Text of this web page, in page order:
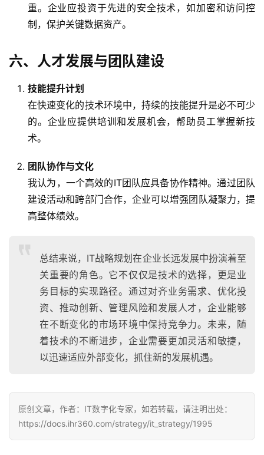
重。企业应投资于先进的安全技术，如加密和访问控
制，保护关键数据资产。
六、人才发展与团队建设
技能提升计划
在快速变化的技术环境中，持续的技能提升是必不可少
的。企业应提供培训和发展机会，帮助员工掌握新技
术。
团队协作与文化
我认为，一个高效的IT团队应具备协作精神。通过团队
建设活动和跨部门合作，企业可以增强团队凝聚力，提
高整体绩效。
总结来说，IT战略规划在企业长远发展中扮演着至
关重要的角色。它不仅仅是技术的选择，更是业
务目标的实现路径。通过对齐业务需求、优化投
资、推动创新、管理风险和发展人才，企业能够
在不断变化的市场环境中保持竞争力。未来，随
着技术的不断进步，企业需要更加灵活和敏捷，
以迅速适应外部变化，抓住新的发展机遇。
原创文章，作者：IT数字化专家，如若转载，请注明出处：
https://docs.ihr360.com/strategy/it_strategy/1995